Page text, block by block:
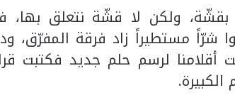
بقشّة، ولكن لا قشّة نتعلق بها،
شرّاً مستطيراً زاد فرقة المفرّق،
أقلامنا لرسم حلم جديد فكتبت